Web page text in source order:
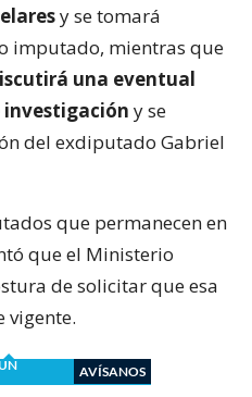
y se tomará
imputado, mientras que
una eventual
investigación y se
del exdiputado Gabriel
que permanecen en
que el Ministerio
de solicitar que esa
vigente.
AVÍSANOS